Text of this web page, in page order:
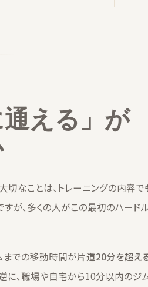
える」が
なことは、トレーニングの内容
すが、多くの人がこの最初のハード
までの移動時間が片道20分を超え
に、職場や自宅から10分以内のジ